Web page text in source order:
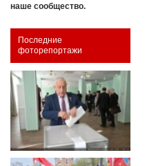
наше сообщество.
Последние
фоторепортажи